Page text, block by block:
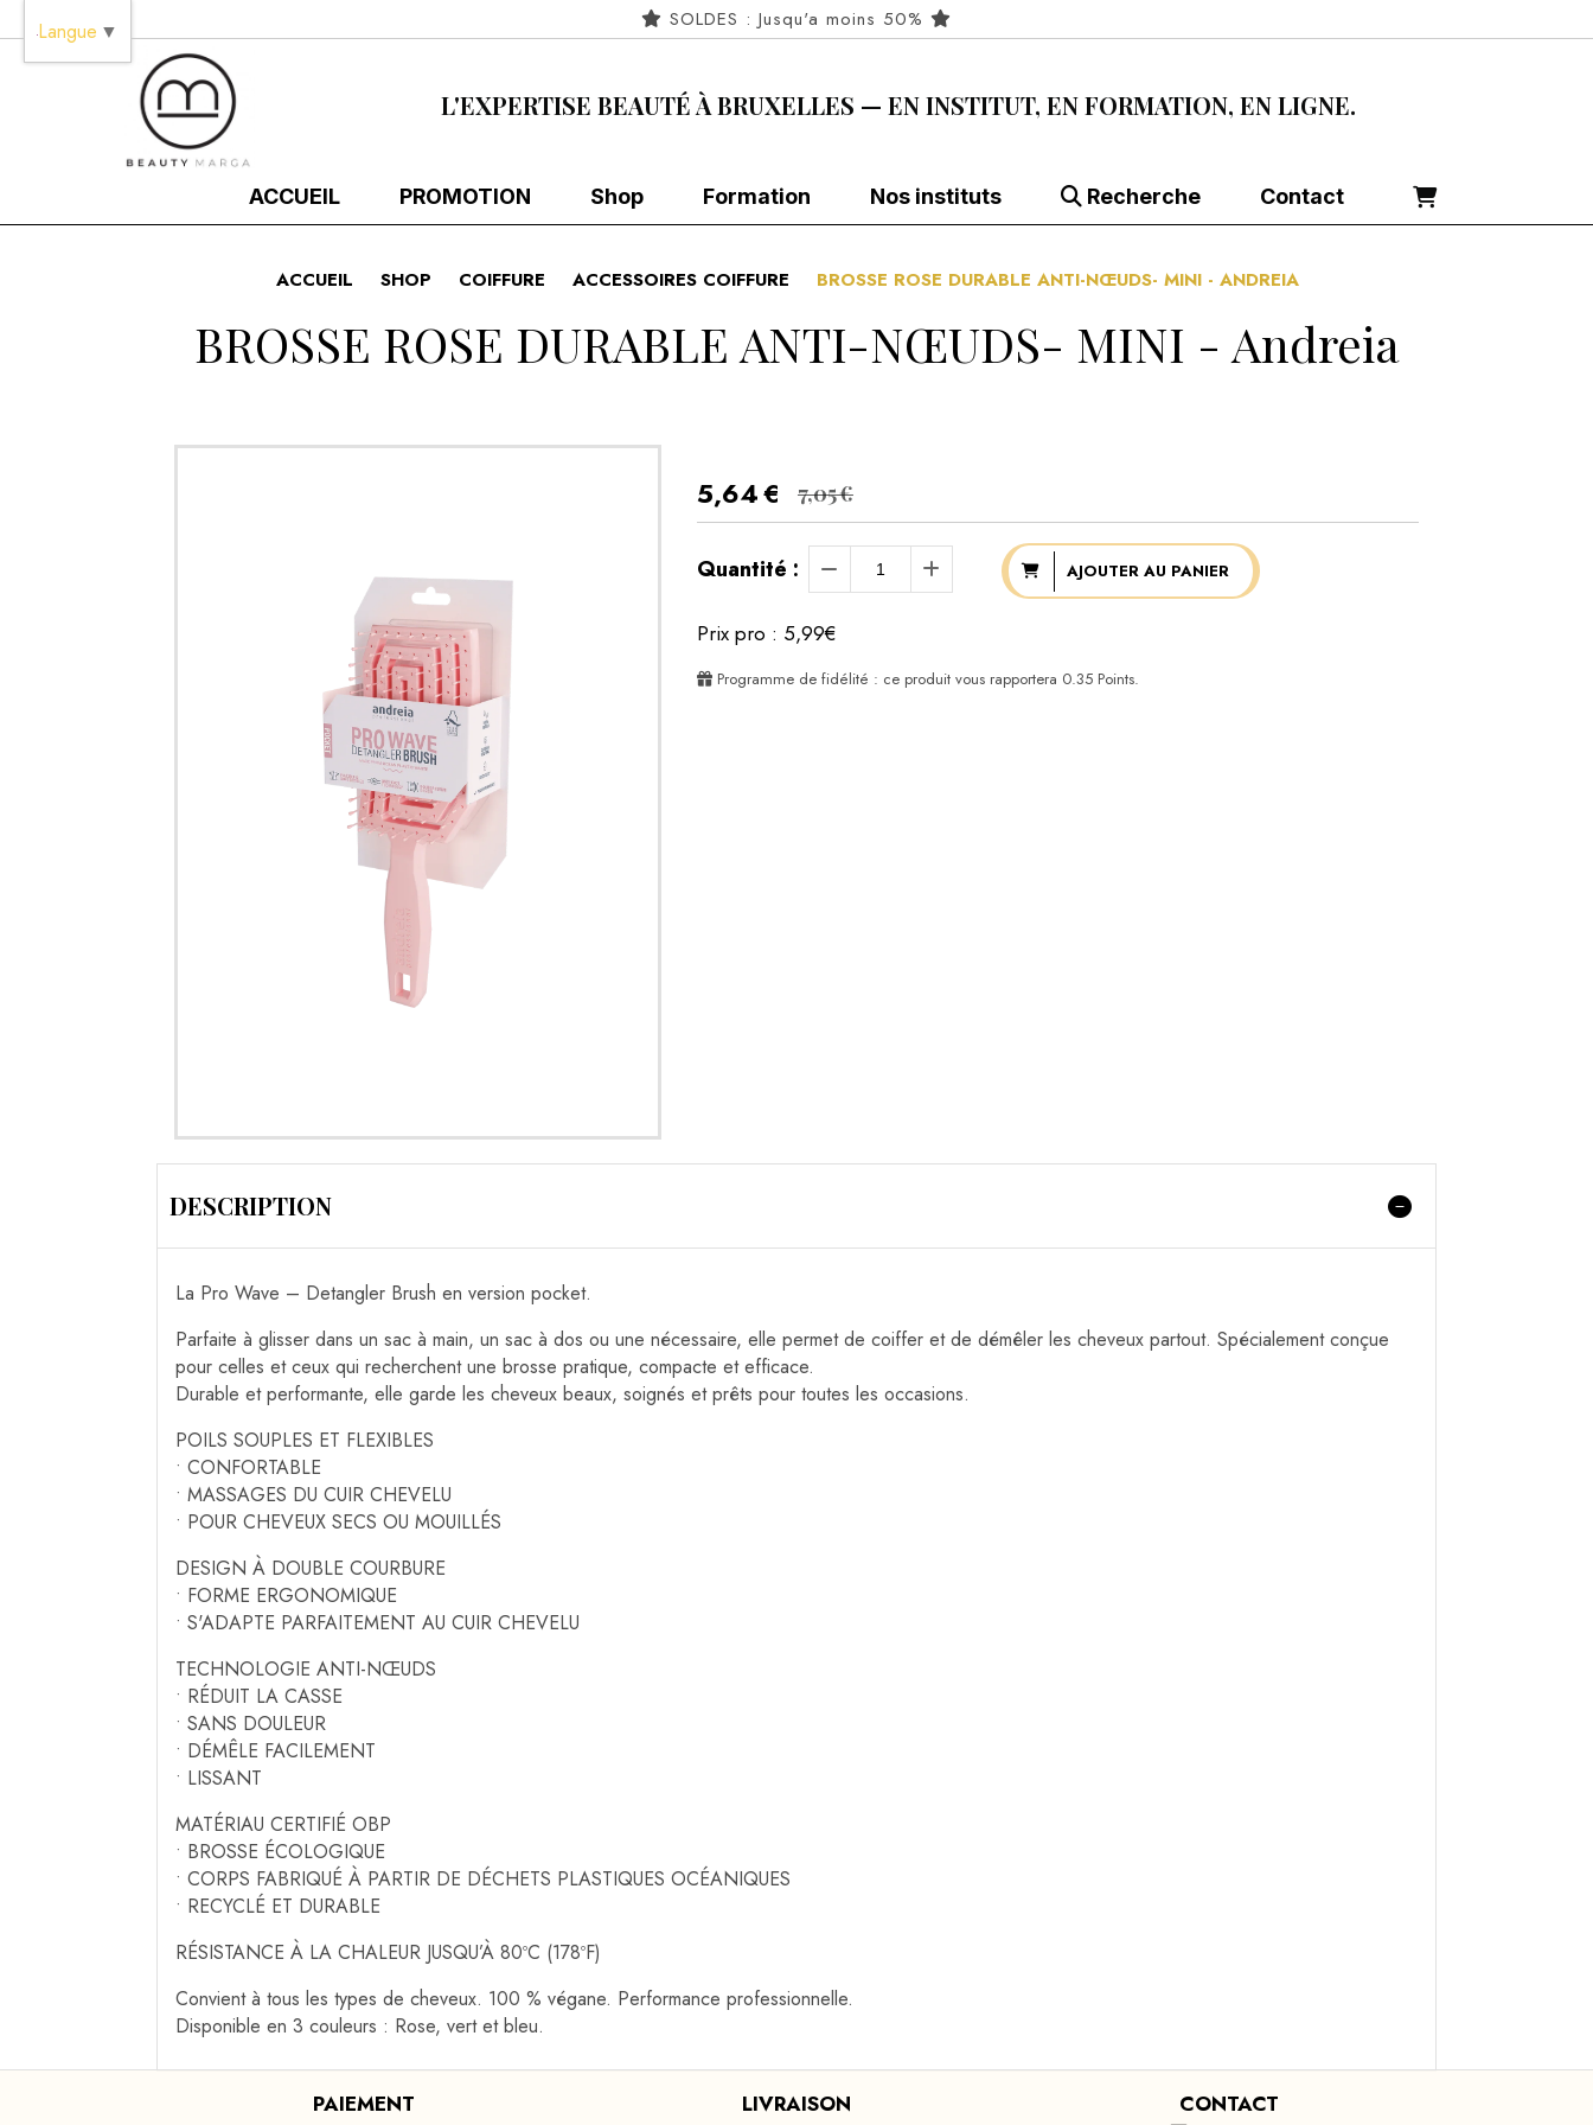
SOLDES : Jusqu'a moins 50%
L'EXPERTISE BEAUTÉ À BRUXELLES — EN INSTITUT, EN FORMATION, EN LIGNE.
ACCUEIL PROMOTION Shop Formation Nos instituts Recherche Contact
ACCUEIL SHOP COIFFURE ACCESSOIRES COIFFURE BROSSE ROSE DURABLE ANTI-NŒUDS- MINI - ANDREIA
BROSSE ROSE DURABLE ANTI-NŒUDS- MINI - Andreia
5,64€ 7,05€
Quantité : AJOUTER AU PANIER
Prix pro : 5,99€
Programme de fidélité : ce produit vous rapportera 0.35Points.
DESCRIPTION
La Pro Wave – Detangler Brush en version pocket.
Parfaite à glisser dans un sac à main, un sac à dos ou une nécessaire, elle permet de coiffer et de démêler les cheveux partout. Spécialement conçue
pour celles et ceux qui recherchent une brosse pratique, compacte et efficace.
Durable et performante, elle garde les cheveux beaux, soignés et prêts pour toutes les occasions.
POILS SOUPLES ET FLEXIBLES
• CONFORTABLE
• MASSAGES DU CUIR CHEVELU
• POUR CHEVEUX SECS OU MOUILLÉS
DESIGN À DOUBLE COURBURE
• FORME ERGONOMIQUE
• S'ADAPTE PARFAITEMENT AU CUIR CHEVELU
TECHNOLOGIE ANTI-NŒUDS
• RÉDUIT LA CASSE
• SANS DOULEUR
• DÉMÊLE FACILEMENT
• LISSANT
MATÉRIAU CERTIFIÉ OBP
• BROSSE ÉCOLOGIQUE
• CORPS FABRIQUÉ À PARTIR DE DÉCHETS PLASTIQUES OCÉANIQUES
• RECYCLÉ ET DURABLE
RÉSISTANCE À LA CHALEUR JUSQU’À 80ºC (178ºF)
Convient à tous les types de cheveux. 100 % végane. Performance professionnelle.
Disponible en 3 couleurs : Rose, vert et bleu.
PAIEMENT LIVRAISON CONTACT
Langue ▼